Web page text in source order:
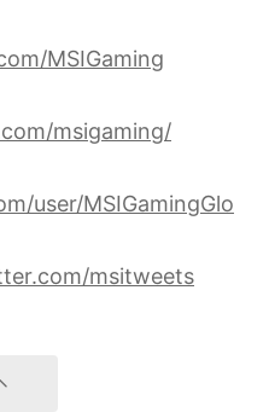
MSIGaming
msigaming/
user/MSIGamingGlo
msitweets